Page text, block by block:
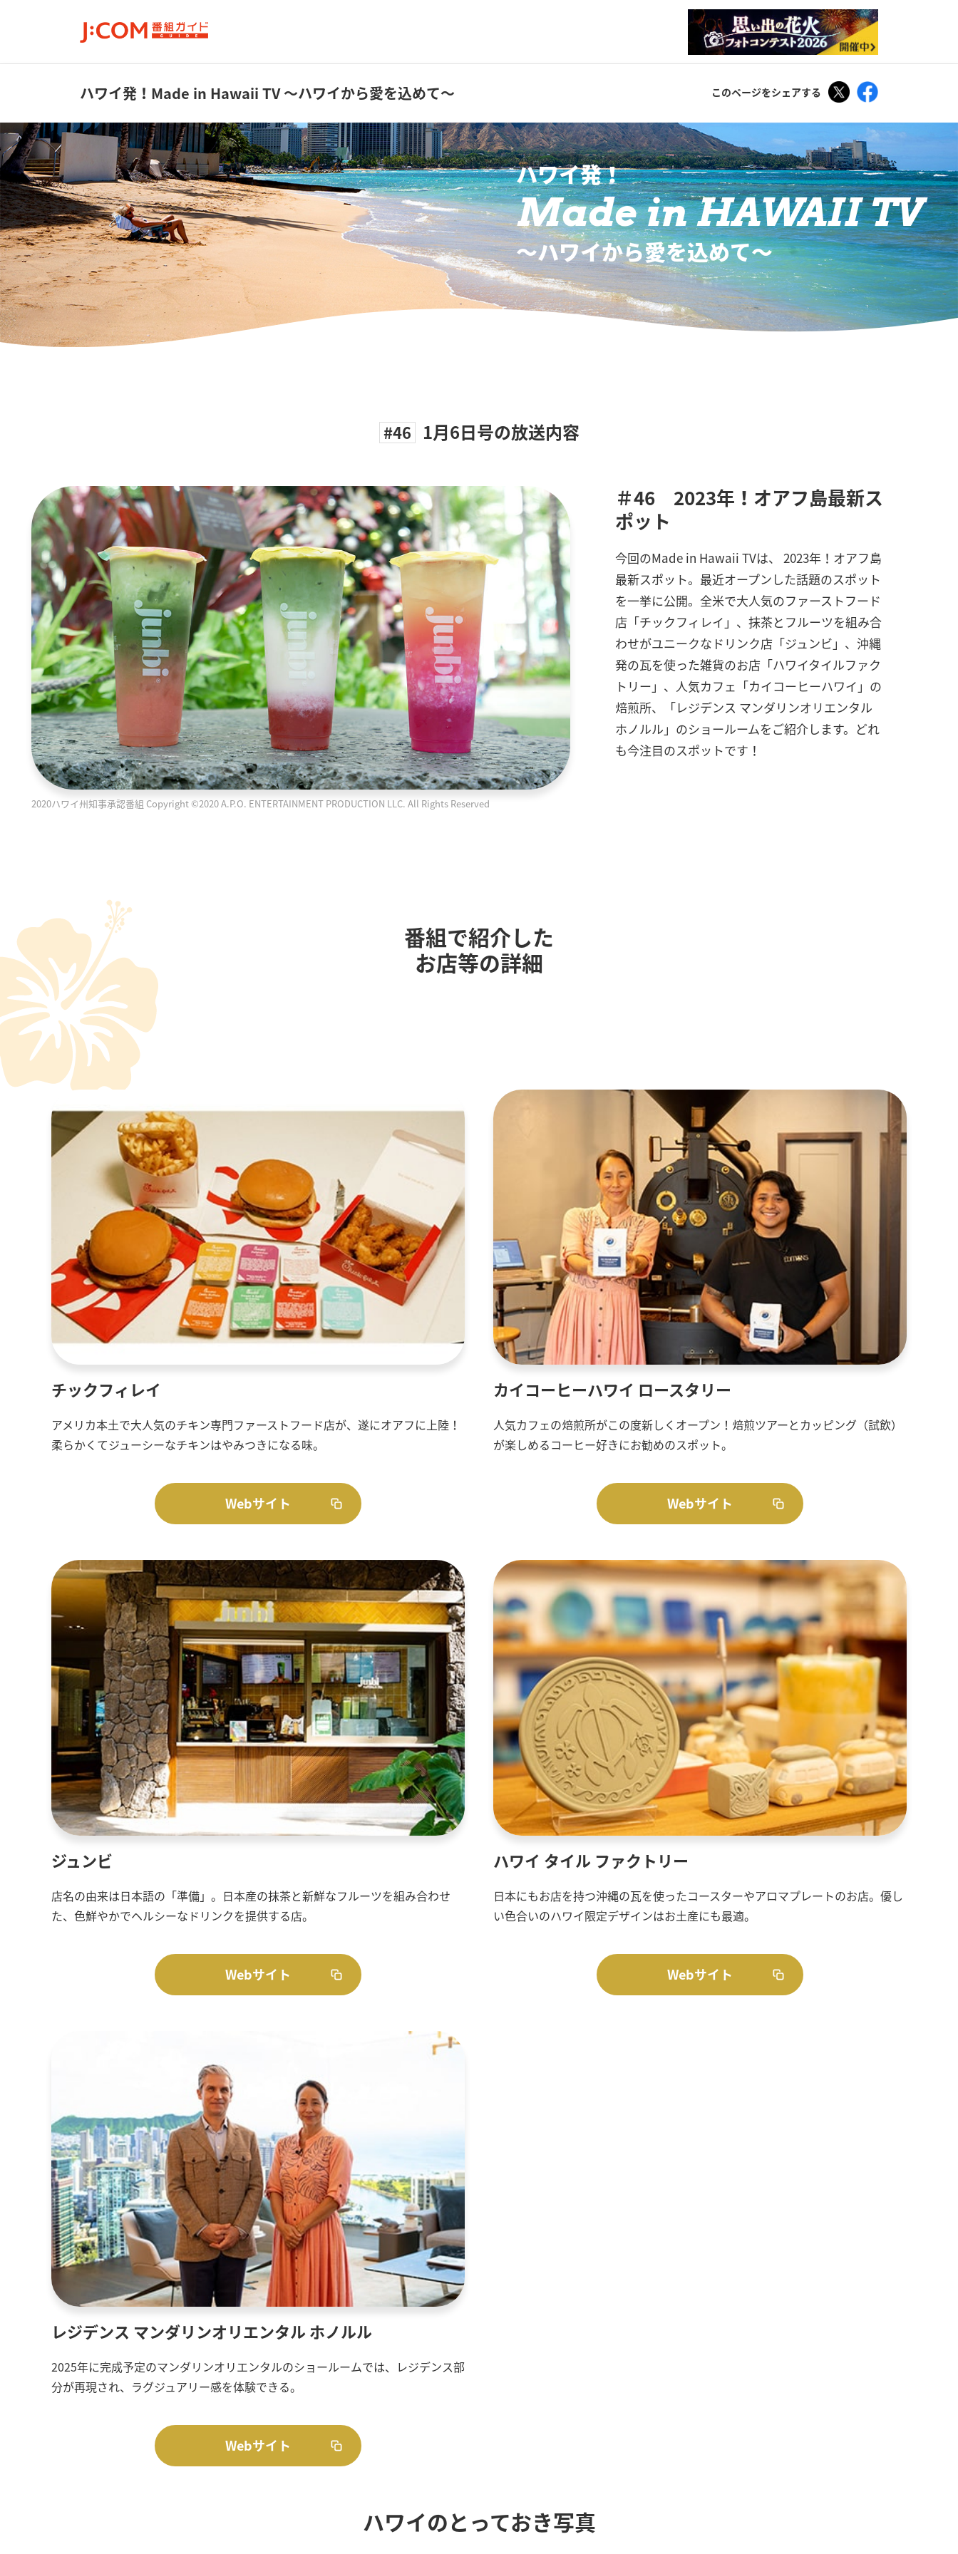
ハワイ発！Made in Hawaii TV～ハワイから愛を込めて～ このページをシェアする Tweet
ハワイ発！
Made in HAWAII TV
〜ハワイから愛を込めて〜
#46 1月6日号の放送内容
2020ハワイ州知事承認番組 Copyright ©2020 A.P.O. ENTERTAINMENT PRODUCTION LLC. All Rights Reserved
＃46 2023年！オアフ島最新ス
ポット
今回のMade in Hawaii TVは、 2023年！オアフ島
最新スポット。最近オープンした話題のスポット
を一挙に公開。全米で大人気のファーストフード
店「チックフィレイ」、抹茶とフルーツを組み合
わせがユニークなドリンク店「ジュンビ」、沖縄
発の瓦を使った雑貨のお店「ハワイタイルファク
トリー」、人気カフェ「カイコーヒーハワイ」の
焙煎所、「レジデンス マンダリンオリエンタル
ホノルル」のショールームをご紹介します。どれ
も今注目のスポットです！
番組で紹介した
お店等の詳細
チックフィレイ
アメリカ本土で大人気のチキン専門ファーストフード店が、遂にオアフに上陸！
柔らかくてジューシーなチキンはやみつきになる味。
Webサイト
カイコーヒーハワイ ロースタリー
人気カフェの焙煎所がこの度新しくオープン！焙煎ツアーとカッピング（試飲）
が楽しめるコーヒー好きにお勧めのスポット。
Webサイト
ジュンビ
店名の由来は日本語の「準備」。日本産の抹茶と新鮮なフルーツを組み合わせ
た、色鮮やかでヘルシーなドリンクを提供する店。
Webサイト
ハワイ タイル ファクトリー
日本にもお店を持つ沖縄の瓦を使ったコースターやアロマプレートのお店。優し
い色合いのハワイ限定デザインはお土産にも最適。
Webサイト
レジデンス マンダリンオリエンタル ホノルル
2025年に完成予定のマンダリンオリエンタルのショールームでは、レジデンス部
分が再現され、ラグジュアリー感を体験できる。
Webサイト
ハワイのとっておき写真